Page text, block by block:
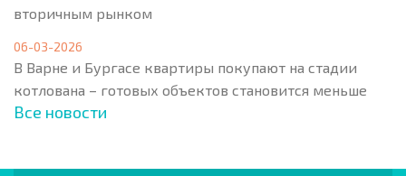
вторичным рынком
06-03-2026
В Варне и Бургасе квартиры покупают на стадии
котлована – готовых объектов становится меньше
Все новости